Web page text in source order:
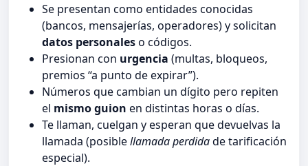
Se presentan como entidades conocidas
(bancos, mensajerías, operadores) y solicitan
datos personaleso códigos.
Presionan con urgencia (multas, bloqueos,
premios “a punto de expirar”).
Números que cambian un dígito pero repiten
el mismo guion en distintas horas o días.
Te llaman, cuelgan y esperan que devuelvas la
llamada (posiblellamada perdidade tarificación
especial).